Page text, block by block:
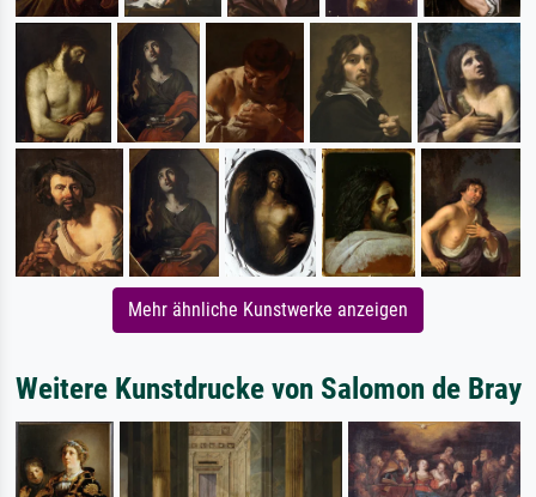
Mehr ähnliche Kunstwerke anzeigen
Weitere Kunstdrucke von Salomon de Bray